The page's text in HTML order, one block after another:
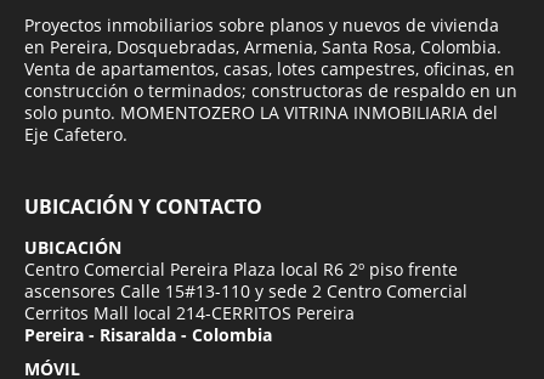
Proyectos inmobiliarios sobre planos y nuevos de vivienda
en Pereira, Dosquebradas, Armenia, Santa Rosa, Colombia.
Venta de apartamentos, casas, lotes campestres, oficinas, en
construcción o terminados; constructoras de respaldo en un
solo punto. MOMENTOZERO LA VITRINA INMOBILIARIA del
Eje Cafetero.
UBICACIÓN Y CONTACTO
UBICACIÓN
Centro Comercial Pereira Plaza local R6 2º piso frente
ascensores Calle 15#13-110 y sede 2 Centro Comercial
Cerritos Mall local 214-CERRITOS Pereira
Pereira - Risaralda - Colombia